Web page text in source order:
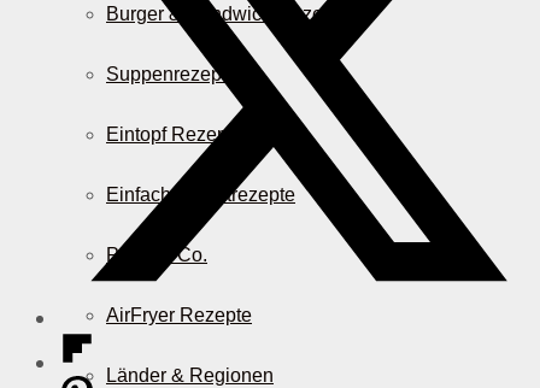
Burger & Sandwich Rezepte
Suppenrezepte
Eintopf Rezepte
Einfache Salatrezepte
Pizza & Co.
AirFryer Rezepte
Länder & Regionen